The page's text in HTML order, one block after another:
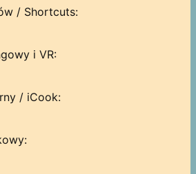
/ Shortcuts:
i VR:
/ iCook: